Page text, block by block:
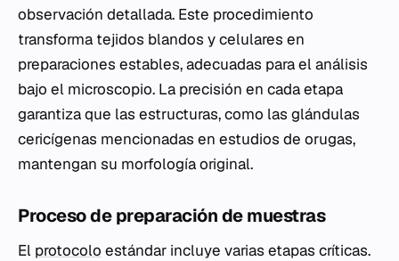
observación detallada. Este procedimiento
transforma tejidos blandos y celulares en
preparaciones estables, adecuadas para el análisis
bajo el microscopio. La precisión en cada etapa
garantiza que las estructuras, como las glándulas
cericígenas mencionadas en estudios de orugas,
mantengan su morfología original.
Proceso de preparación de muestras
El protocolo estándar incluye varias etapas críticas.